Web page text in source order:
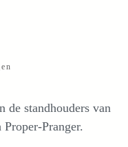
de standhouders van
Pranger.